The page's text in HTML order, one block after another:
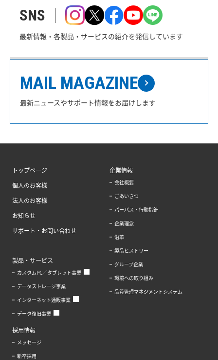
SNS
最新情報・各製品・サービスの紹介を発信しています
MAIL MAGAZINE
最新ニュースやサポート情報をお届けします
トップページ
個人のお客様
法人のお客様
お知らせ
サポート・お問い合わせ
製品・サービス
カスタムPC／タブレット事業
データストレージ事業
インターネット通販事業
データ復旧事業
企業情報
会社概要
ごあいさつ
パーパス・行動指針
企業理念
沿革
製品ヒストリー
グループ企業
環境への取り組み
品質管理マネジメントシステム
採用情報
メッセージ
新卒採用